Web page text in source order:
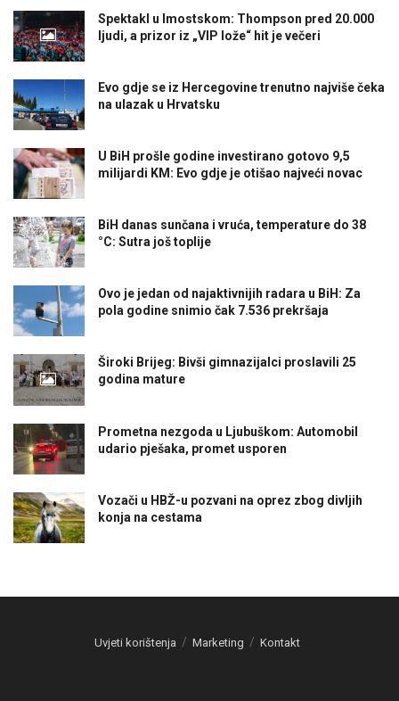
Spektakl u Imostskom: Thompson pred 20.000
ljudi, a prizor iz „VIP lože“ hit je večeri
Evo gdje se iz Hercegovine trenutno najviše čeka
na ulazak u Hrvatsku
U BiH prošle godine investirano gotovo 9,5
milijardi KM: Evo gdje je otišao najveći novac
BiH danas sunčana i vruća, temperature do 38
°C: Sutra još toplije
Ovo je jedan od najaktivnijih radara u BiH: Za
pola godine snimio čak 7.536 prekršaja
Široki Brijeg: Bivši gimnazijalci proslavili 25
godina mature
Prometna nezgoda u Ljubuškom: Automobil
udario pješaka, promet usporen
Vozači u HBŽ-u pozvani na oprez zbog divljih
konja na cestama
Uvjeti korištenja Marketing Kontakt